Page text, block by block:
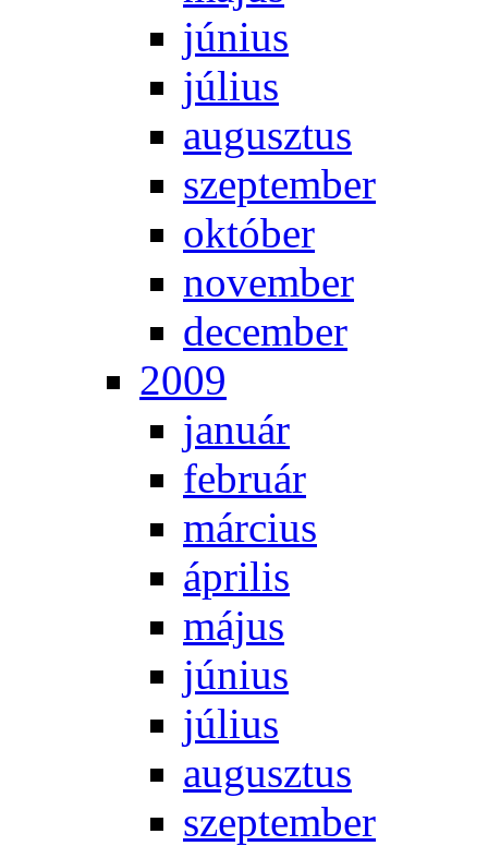
jú­ni­us
jú­li­us
au­gusz­tus
szep­tem­ber
ok­tó­ber
no­vem­ber
de­cem­ber
2009
ja­nu­ár
feb­ru­ár
már­ci­us
áp­ri­lis
má­jus
jú­ni­us
jú­li­us
au­gusz­tus
szep­tem­ber